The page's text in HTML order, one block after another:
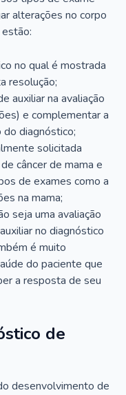
alterações no corpo
no qual é mostrada
resolução;
auxiliar na avaliação
e complementar a
do diagnóstico;
solicitada
câncer de mama e
de exames como a
na mama;
seja uma avaliação
no diagnóstico
é muito
do paciente que
a resposta de seu
de
desenvolvimento de